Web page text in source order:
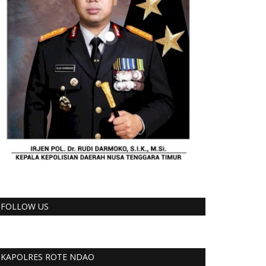
FOLLOW US
KAPOLRES ROTE NDAO